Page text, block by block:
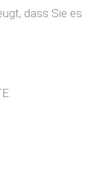
dass Sie es